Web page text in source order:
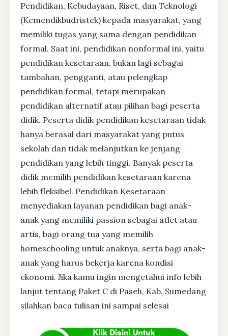
Pendidikan, Kebudayaan, Riset, dan Teknologi
(Kemendikbudristek) kepada masyarakat, yang
memiliki tugas yang sama dengan pendidikan
formal. Saat ini, pendidikan nonformal ini, yaitu
pendidikan kesetaraan, bukan lagi sebagai
tambahan, pengganti, atau pelengkap
pendidikan formal, tetapi merupakan
pendidikan alternatif atau pilihan bagi peserta
didik. Peserta didik pendidikan kesetaraan tidak
hanya berasal dari masyarakat yang putus
sekolah dan tidak melanjutkan ke jenjang
pendidikan yang lebih tinggi. Banyak peserta
didik memilih pendidikan kesetaraan karena
lebih fleksibel. Pendidikan Kesetaraan
menyediakan layanan pendidikan bagi anak-
anak yang memiliki passion sebagai atlet atau
artis, bagi orang tua yang memilih
homeschooling untuk anaknya, serta bagi anak-
anak yang harus bekerja karena kondisi
ekonomi. Jika kamu ingin mengetahui info lebih
lanjut tentang Paket C di Paseh, Kab. Sumedang
silahkan baca tulisan ini sampai selesai